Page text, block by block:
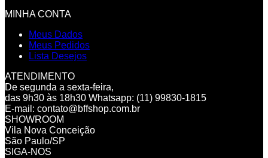
MINHA CONTA
Meus Dados
Meus Pedidos
Lista Desejos
ATENDIMENTO
De segunda a sexta-feira,
das 9h30 às 18h30 Whatsapp: (11) 99830-1815
E-mail: contato@bffshop.com.br
SHOWROOM
Vila Nova Conceição
São Paulo/SP
SIGA-NOS